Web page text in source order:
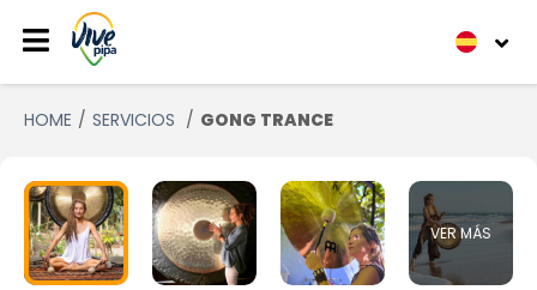
HOME SERVICIOS GONG TRANCE
VER MÁS